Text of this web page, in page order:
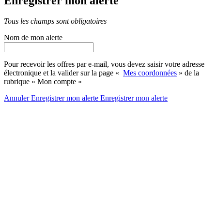
Tous les champs sont obligatoires
Nom de mon alerte
Pour recevoir les offres par e-mail, vous devez saisir votre adresse
électronique et la valider sur la page « Mes coordonnées » de la
rubrique « Mon compte »
AnnulerEnregistrer mon alerte Enregistrermon alerte